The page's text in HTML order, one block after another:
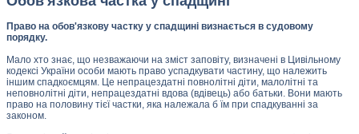
Право на обов'язкову частку у спадщині визнається в судовому
порядку.
Мало хто знає, що незважаючи на зміст заповіту, визначені в Цивільному
кодексі України особи мають право успадкувати частину, що належить
іншим спадкоємцям. Це непрацездатні повнолітні діти, малолітні та
неповнолітні діти, непрацездатні вдова (вдівець) або батьки. Вони мають
право на половину тієї частки, яка належала б їм при спадкуванні за
законом.